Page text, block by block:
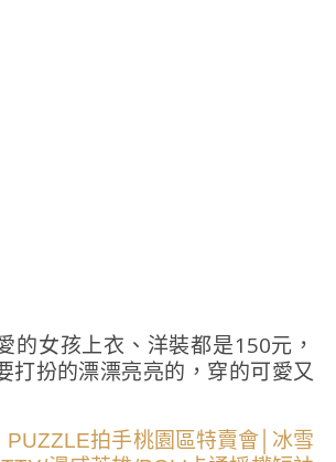
的女孩上衣、洋裝都是150元，
打扮的漂漂亮亮的，穿的可愛又